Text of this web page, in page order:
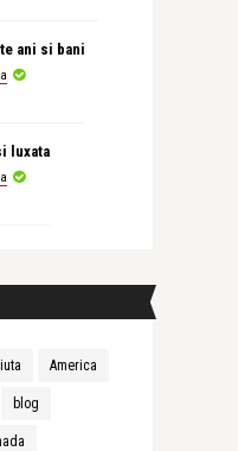
ani si bani
luxata
America
blog